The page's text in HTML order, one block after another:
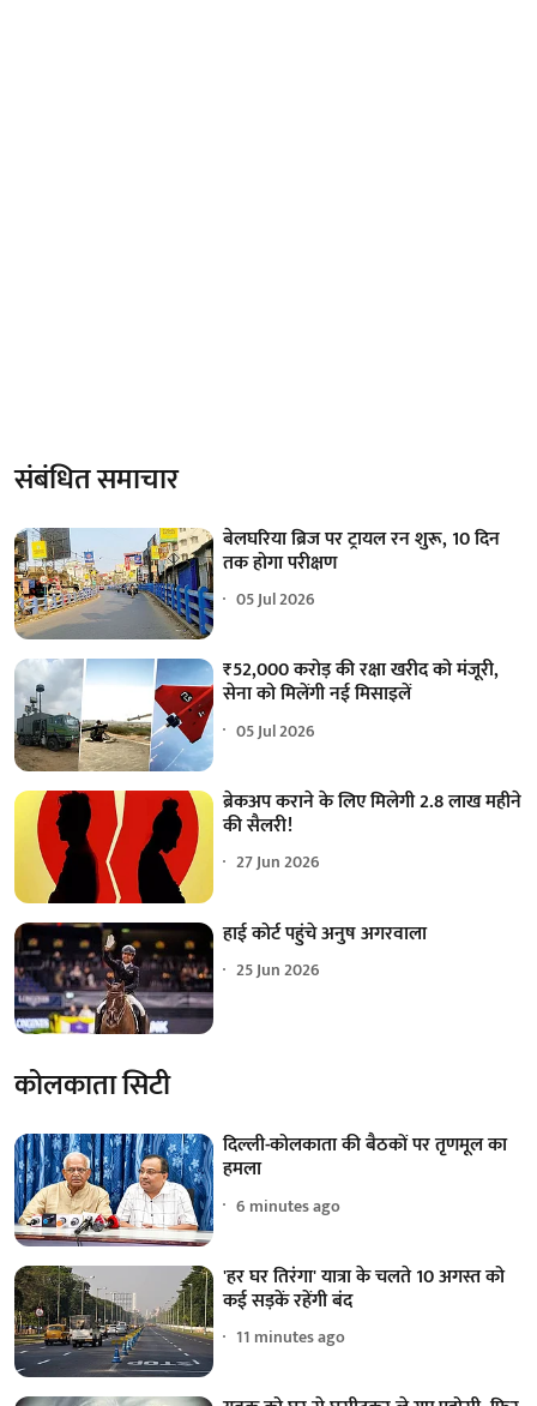
संबंधित समाचार
बेलघरिया ब्रिज पर ट्रायल रन शुरू, 10 दिन
तक होगा परीक्षण
05 Jul 2026
₹52,000 करोड़ की रक्षा खरीद को मंजूरी,
सेना को मिलेंगी नई मिसाइलें
05 Jul 2026
ब्रेकअप कराने के लिए मिलेगी 2.8 लाख महीने
की सैलरी!
27 Jun 2026
हाई कोर्ट पहुंचे अनुष अगरवाला
25 Jun 2026
कोलकाता सिटी
दिल्ली-कोलकाता की बैठकों पर तृणमूल का
हमला
6 minutes ago
'हर घर तिरंगा' यात्रा के चलते 10 अगस्त को
कई सड़कें रहेंगी बंद
11 minutes ago